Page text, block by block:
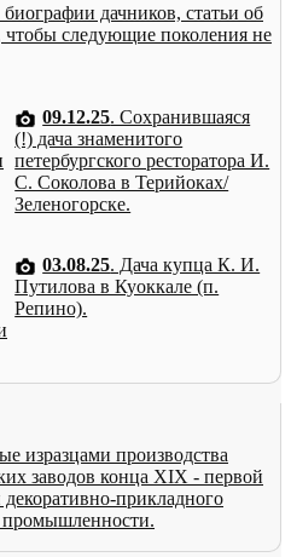
дачников, статьи об
чтобы следующие поколения не
09.12.25. Сохранившаяся
(!) дача знаменитого
петербургского ресторатора И.
С. Соколова в Терийоках/
Зеленогорске.
03.08.25. Дача купца К. И.
Путилова в Куоккале (п.
Репино).
изразцами производства
заводов конца XIX - первой
прикладного
промышленности.